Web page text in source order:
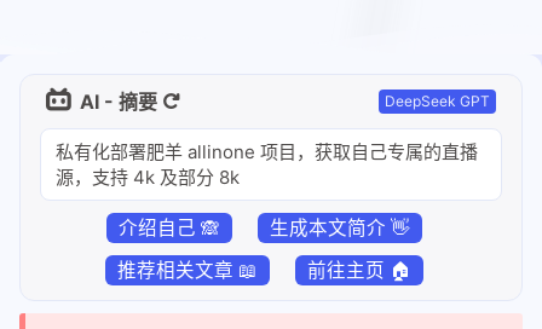
AI - 摘要 DeepSeek GPT
私有化部署肥羊 allinone 项目，获取自己专属的直播
源，支持 4k 及部分 8k
介绍自己 🙈
生成本文简介 👋
推荐相关文章 📖
前往主页 🏠